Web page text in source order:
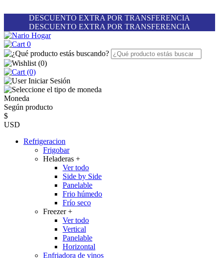
DESCUENTO EXTRA POR TRANSFERENCIA
DESCUENTO EXTRA POR TRANSFERENCIA
0
(0)
(0)
Iniciar Sesión
Moneda
Según producto
$
USD
Refrigeracion
Frigobar
Heladeras +
Ver todo
Side by Side
Panelable
Frio húmedo
Frío seco
Freezer+
Ver todo
Vertical
Panelable
Horizontal
Enfriadora de vinos